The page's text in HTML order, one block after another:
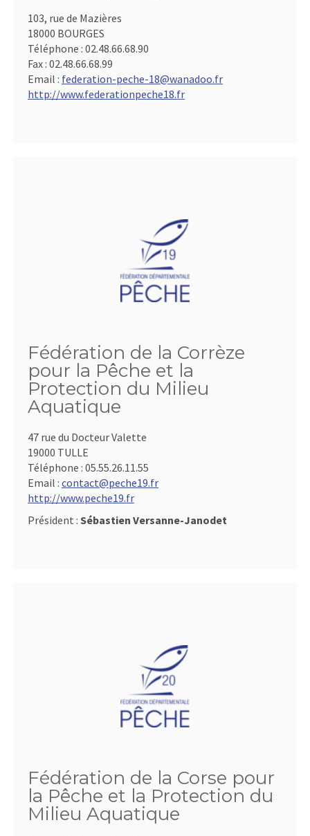
103, rue de Mazières
18000 BOURGES
Téléphone : 02.48.66.68.90
Fax : 02.48.66.68.99
Email : federation-peche-18@wanadoo.fr
http://www.federationpeche18.fr
Fédération de la Corrèze
pour la Pêche et la
Protection du Milieu
Aquatique
47 rue du Docteur Valette
19000 TULLE
Téléphone : 05.55.26.11.55
Email : contact@peche19.fr
http://www.peche19.fr
Président : Sébastien Versanne-Janodet
Fédération de la Corse pour
la Pêche et la Protection du
Milieu Aquatique